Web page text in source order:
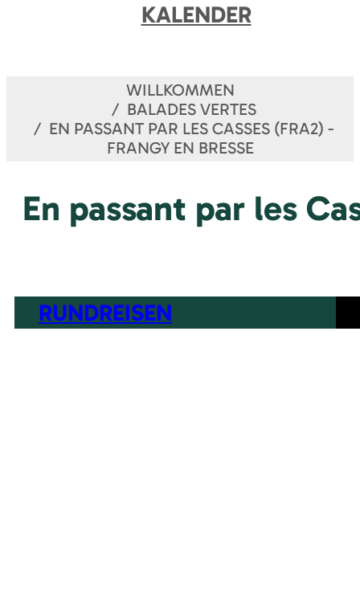
KALENDER
WILLKOMMEN
BALADES VERTES
EN PASSANT PAR LES CASSES (FRA2) -
FRANGY EN BRESSE
En passant par les
RUNDREISEN